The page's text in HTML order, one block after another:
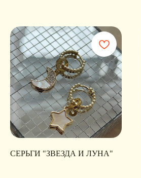
СЕРЬГИ "ЗВЕЗДА И ЛУНА"
Сайт разработан
Digital-Step
ОГРН 324547600025580
ИНН 540405944704